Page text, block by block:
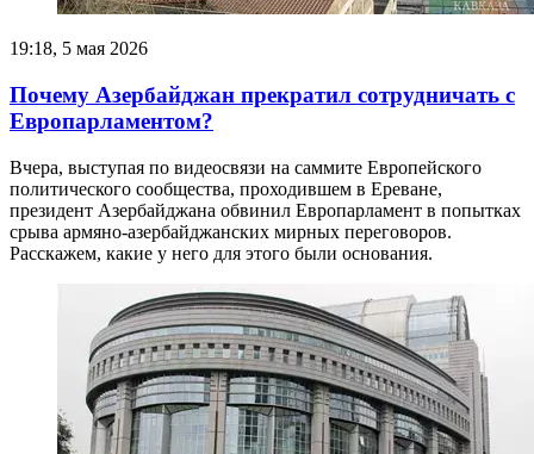
19:18, 5 мая 2026
Почему Азербайджан прекратил сотрудничать с
Европарламентом?
Вчера, выступая по видеосвязи на саммите Европейского
политического сообщества, проходившем в Ереване,
президент Азербайджана обвинил Европарламент в попытках
срыва армяно-азербайджанских мирных переговоров.
Расскажем, какие у него для этого были основания.